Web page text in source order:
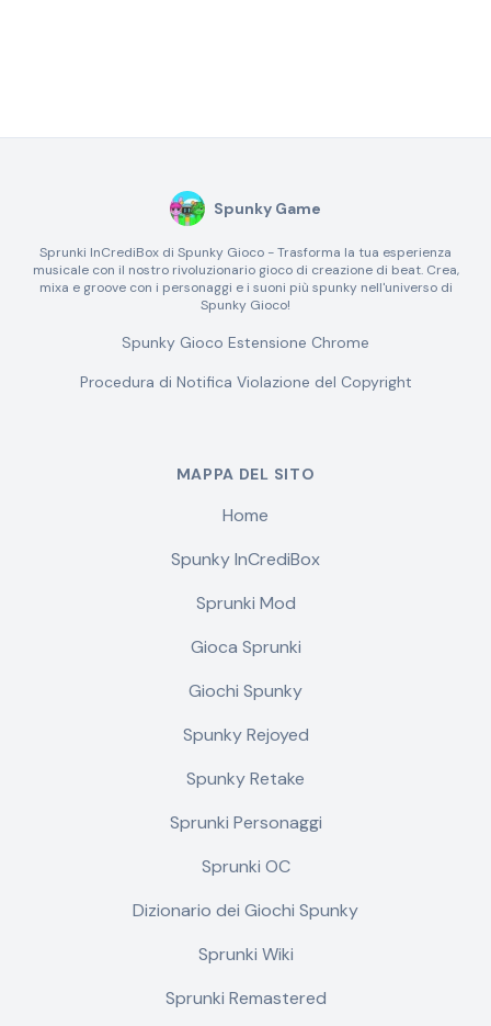
Spunky Game
Sprunki InCrediBox di Spunky Gioco - Trasforma la tua esperienza
musicale con il nostro rivoluzionario gioco di creazione di beat. Crea,
mixa e groove con i personaggi e i suoni più spunky nell'universo di
Spunky Gioco!
Spunky Gioco Estensione Chrome
Procedura di Notifica Violazione del Copyright
MAPPA DEL SITO
Home
Spunky InCrediBox
Sprunki Mod
Gioca Sprunki
Giochi Spunky
Spunky Rejoyed
Spunky Retake
Sprunki Personaggi
Sprunki OC
Dizionario dei Giochi Spunky
Sprunki Wiki
Sprunki Remastered